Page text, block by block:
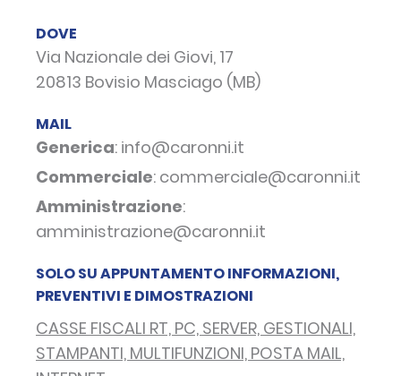
DOVE
Via Nazionale dei Giovi, 17
20813 Bovisio Masciago (MB)
MAIL
Generica: info@caronni.it
Commerciale: commerciale@caronni.it
Amministrazione:
amministrazione@caronni.it
SOLO SU APPUNTAMENTO INFORMAZIONI,
PREVENTIVI E DIMOSTRAZIONI
CASSE FISCALI RT, PC, SERVER, GESTIONALI,
STAMPANTI, MULTIFUNZIONI, POSTA MAIL,